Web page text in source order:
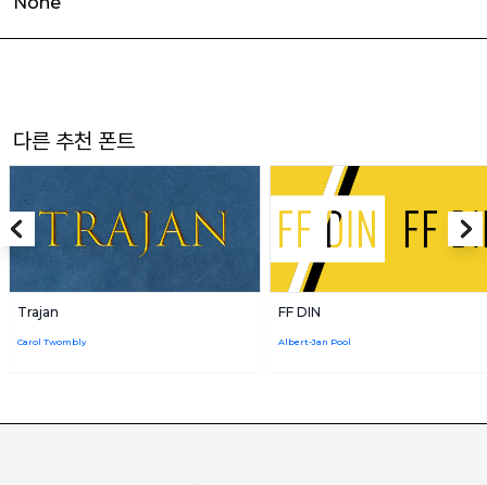
다른 추천 폰트
Trajan
Carol Twombly
FF DIN
Albert-Jan Pool